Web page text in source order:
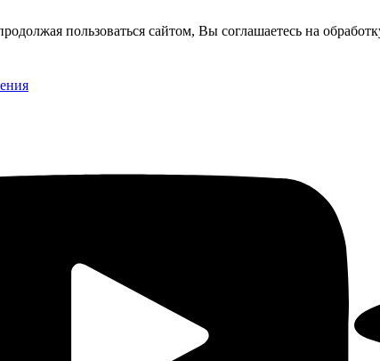
пользоваться сайтом, Вы соглашаетесь на